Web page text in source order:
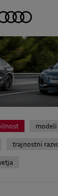
trajnostni